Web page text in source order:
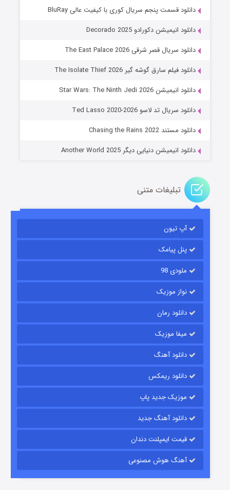
قسمت۱۴ (زیرنویس) منتشر شد
قسمت
دانلود قسمت پنجم سریال کوری با کیفیت عالی BluRay
دانلود انیمیشن دکورادو Decorado 2025
دانلود سریال قصر شرقی The East Palace 2026
دانلود فیلم سارق گوشه گیر The Isolate Thief 2026
دانلود انیمیشن Star Wars: The Ninth Jedi 2026
دانلود سریال تد لاسو Ted Lasso 2020-2026
دانلود مستند Chasing the Rains 2022
دانلود انیمیشن دنیایی دیگر Another World 2025
تبلیغات متنی
آپ تیون
پنل پیامک
ملودی 98
نواز موزیک
دانلود رمان
میفا موزیک
دانلود آهنگ
دانلود ریمکس
موزیک جدید پاپ
دانلود آهنگ جدید
قیمت ایمپلنت دندان
آهنگ هوش مصنوعی